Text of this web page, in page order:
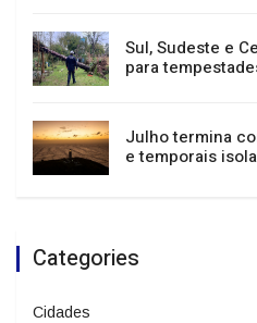
Sul, Sudeste e
para
Julho termina
e temporais
Categories
Cidades